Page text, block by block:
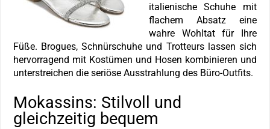
italienische Schuhe mit
flachem Absatz eine
wahre Wohltat für Ihre
Füße. Brogues, Schnürschuhe und Trotteurs lassen sich
hervorragend mit Kostümen und Hosen kombinieren und
unterstreichen die seriöse Ausstrahlung des Büro-Outfits.
Mokassins: Stilvoll und
gleichzeitig bequem